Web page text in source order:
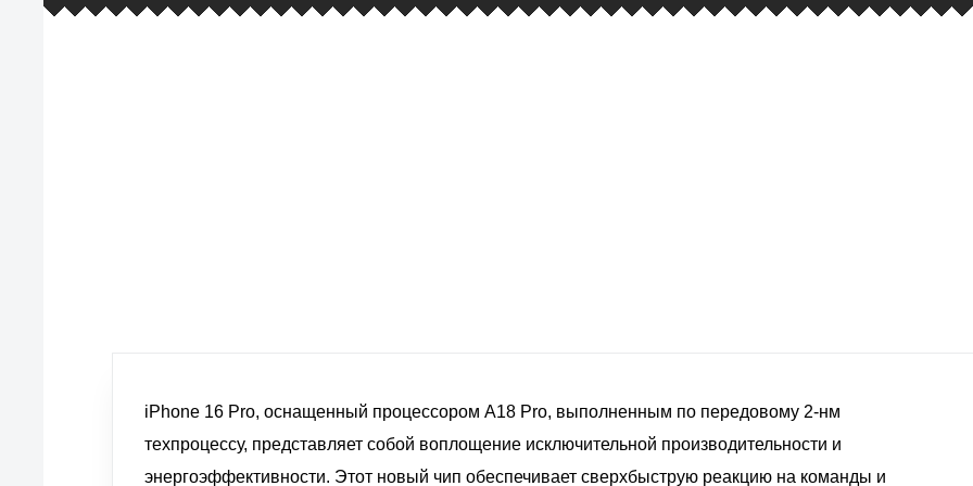
iPhone 16 Pro, оснащенный процессором A18 Pro, выполненным по передовому 2-нм
техпроцессу, представляет собой воплощение исключительной производительности и
энергоэффективности. Этот новый чип обеспечивает сверхбыструю реакцию на команды и